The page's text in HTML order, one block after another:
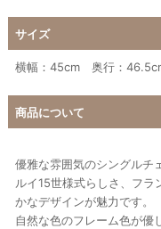
サイズ
横幅：45cm 奥行：
商品について
優雅な雰囲気のシングルチ
ルイ15世様式らしさ、フ
かなデザインが魅力です。
自然な色のフレーム色が優